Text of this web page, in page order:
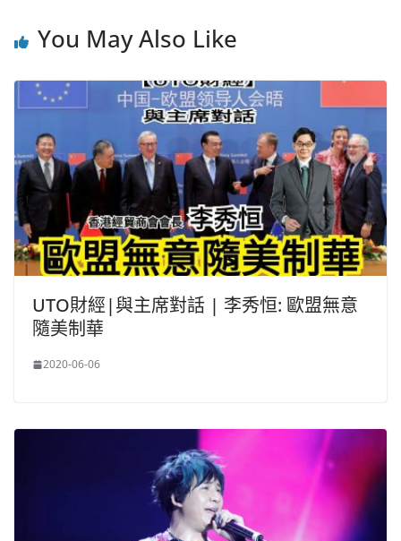
You May Also Like
UTO財經|與主席對話 | 李秀恒: 歐盟無意
隨美制華
2020-06-06